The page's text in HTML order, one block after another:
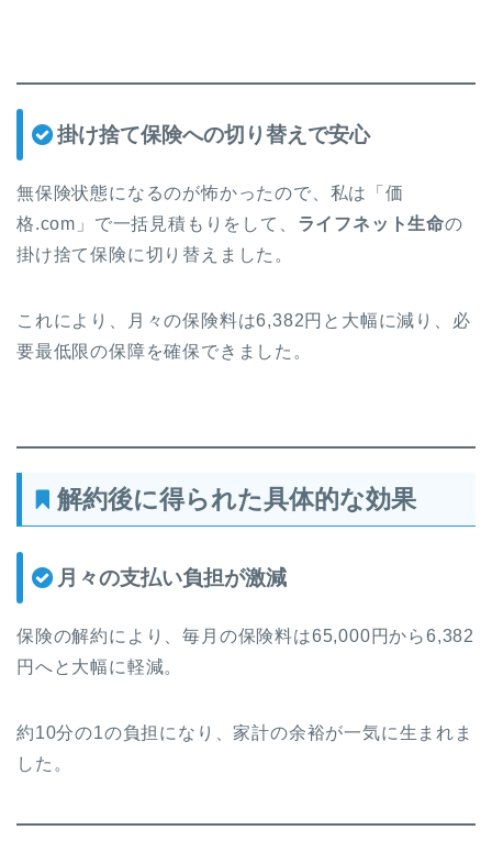
掛け捨て保険への切り替えで安心
無保険状態になるのが怖かったので、私は「価
格.com」で一括見積もりをして、 ライフネット生命の
掛け捨て保険に切り替えました。
これにより、月々の保険料は6,382円と大幅に減り、必
要最低限の保障を確保できました。
解約後に得られた具体的な効果
月々の支払い負担が激減
保険の解約により、毎月の保険料は65,000円から6,382
円へと大幅に軽減。
約10分の1の負担になり、家計の余裕が一気に生まれま
した。